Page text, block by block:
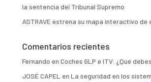
la sentencia del Tribunal Supremo
ASTRAVE estrena su mapa interactivo de
Comentarios recientes
Fernando en Coches GLP e ITV: ¿Qué
JOSÉ CAPEL en La seguridad en los